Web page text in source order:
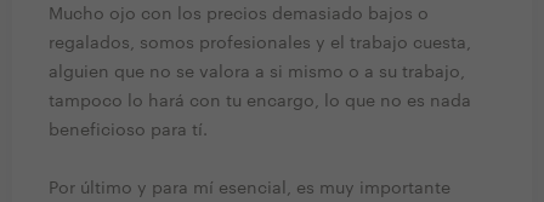
Mucho ojo con los precios demasiado bajos o
regalados, somos profesionales y el trabajo cuesta,
alguien que no se valora a si mismo o a su trabajo,
tampoco lo hará con tu encargo, lo que no es nada
beneficioso para tí.
Por último y para mí esencial, es muy importante